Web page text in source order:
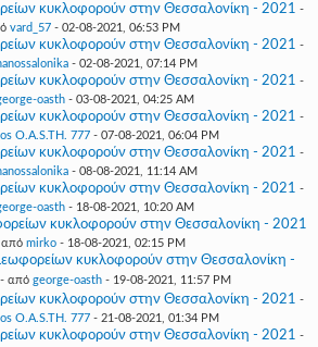
κυκλοφορούν στην Θεσσαλονίκη - 2021 -
vard_57- 02-08-2021, 06:53 PM
κυκλοφορούν στην Θεσσαλονίκη - 2021 -
- 02-08-2021, 07:14 PM
κυκλοφορούν στην Θεσσαλονίκη - 2021 -
oasth- 03-08-2021, 04:25 AM
κυκλοφορούν στην Θεσσαλονίκη - 2021 -
O.A.S.TH. 777- 07-08-2021, 06:04 PM
κυκλοφορούν στην Θεσσαλονίκη - 2021 -
- 08-08-2021, 11:14 AM
κυκλοφορούν στην Θεσσαλονίκη - 2021 -
oasth- 18-08-2021, 10:20 AM
κυκλοφορούν στην Θεσσαλονίκη - 2021
mirko- 18-08-2021, 02:15 PM
λεωφορείων κυκλοφορούν στην Θεσσαλονίκη -
- από george-oasth- 19-08-2021, 11:57 PM
κυκλοφορούν στην Θεσσαλονίκη - 2021 -
O.A.S.TH. 777- 21-08-2021, 01:34 PM
κυκλοφορούν στην Θεσσαλονίκη - 2021 -